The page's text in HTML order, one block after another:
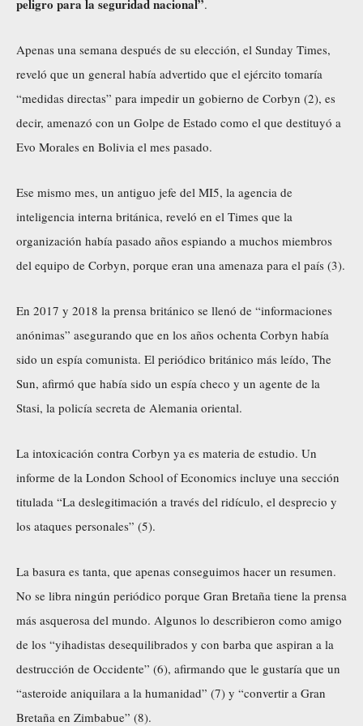
peligro para la seguridad nacional”.
Apenas una semana después de su elección, el Sunday Times,
reveló que un general había advertido que el ejército tomaría
“medidas directas” para impedir un gobierno de Corbyn (2), es
decir, amenazó con un Golpe de Estado como el que destituyó a
Evo Morales en Bolivia el mes pasado.
Ese mismo mes, un antiguo jefe del MI5, la agencia de
inteligencia interna británica, reveló en el Times que la
organización había pasado años espiando a muchos miembros
del equipo de Corbyn, porque eran una amenaza para el país (3).
En 2017 y 2018 la prensa británico se llenó de “informaciones
anónimas” asegurando que en los años ochenta Corbyn había
sido un espía comunista. El periódico británico más leído, The
Sun, afirmó que había sido un espía checo y un agente de la
Stasi, la policía secreta de Alemania oriental.
La intoxicación contra Corbyn ya es materia de estudio. Un
informe de la London School of Economics incluye una sección
titulada “La deslegitimación a través del ridículo, el desprecio y
los ataques personales” (5).
La basura es tanta, que apenas conseguimos hacer un resumen.
No se libra ningún periódico porque Gran Bretaña tiene la prensa
más asquerosa del mundo. Algunos lo describieron como amigo
de los “yihadistas desequilibrados y con barba que aspiran a la
destrucción de Occidente” (6), afirmando que le gustaría que un
“asteroide aniquilara a la humanidad” (7) y “convertir a Gran
Bretaña en Zimbabue” (8).